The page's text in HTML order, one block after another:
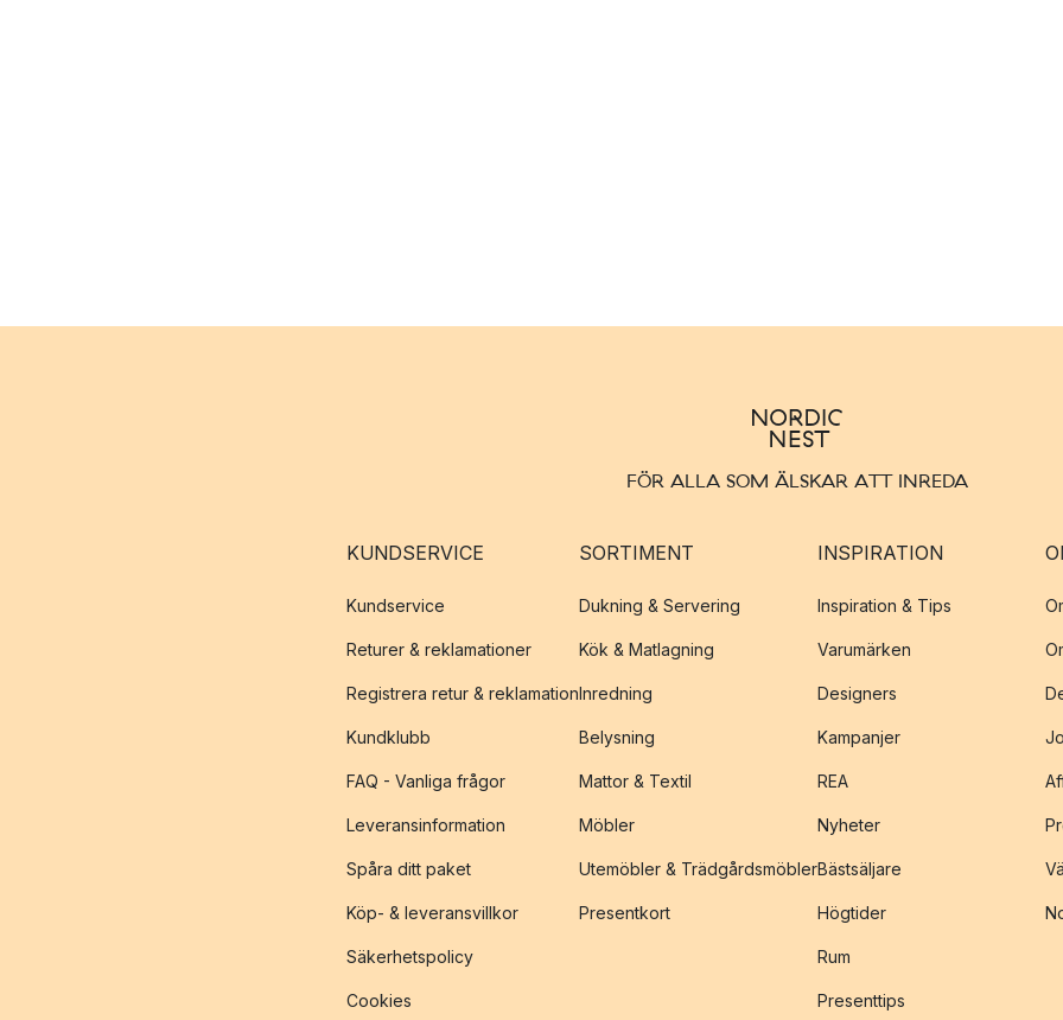
FÖR ALLA SOM ÄLSKAR ATT INREDA
KUNDSERVICE
Kundservice
Returer & reklamationer
Registrera retur & reklamation
Kundklubb
FAQ - Vanliga frågor
Leveransinformation
Spåra ditt paket
Köp- & leveransvillkor
Säkerhetspolicy
Cookies
SORTIMENT
Dukning & Servering
Kök & Matlagning
Inredning
Belysning
Mattor & Textil
Möbler
Utemöbler & Trädgårdsmöbler
Presentkort
INSPIRATION
Inspiration & Tips
Varumärken
Designers
Kampanjer
REA
Nyheter
Bästsäljare
Högtider
Rum
Presenttips